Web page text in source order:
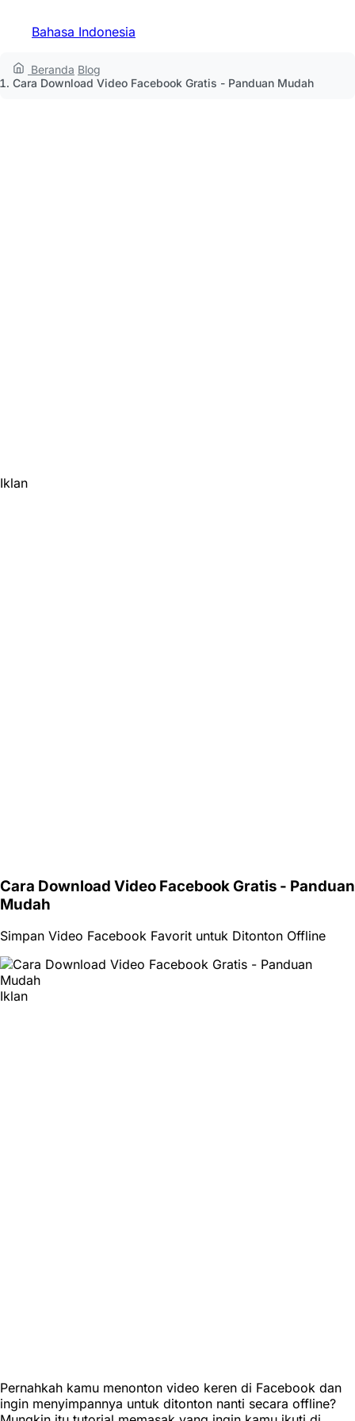
Bahasa Indonesia
Beranda Blog
Cara Download Video Facebook Gratis - Panduan Mudah
Iklan
Cara Download Video Facebook Gratis - Panduan
Mudah
Simpan Video Facebook Favorit untuk Ditonton Offline
Iklan
Pernahkah kamu menonton video keren di Facebook dan
ingin menyimpannya untuk ditonton nanti secara offline?